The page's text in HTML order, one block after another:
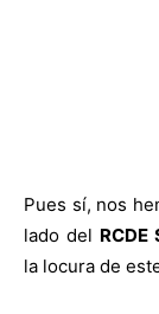
Pues sí, nos
lado del RCDE
la locura de